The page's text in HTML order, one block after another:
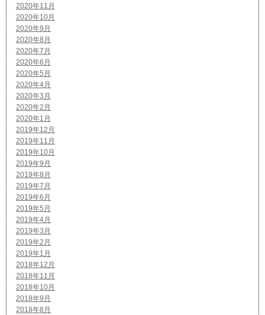
2020年11月
2020年10月
2020年9月
2020年8月
2020年7月
2020年6月
2020年5月
2020年4月
2020年3月
2020年2月
2020年1月
2019年12月
2019年11月
2019年10月
2019年9月
2019年8月
2019年7月
2019年6月
2019年5月
2019年4月
2019年3月
2019年2月
2019年1月
2018年12月
2018年11月
2018年10月
2018年9月
2018年8月